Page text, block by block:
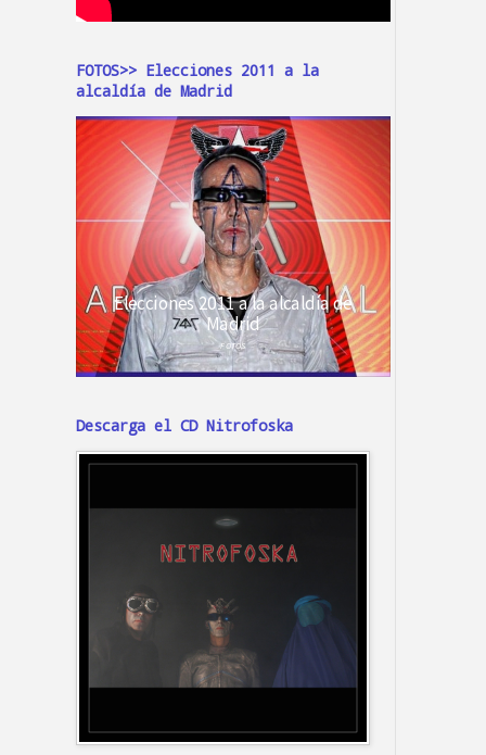
FOTOS>> Elecciones 2011 a la
alcaldía de Madrid
Descarga el CD Nitrofoska